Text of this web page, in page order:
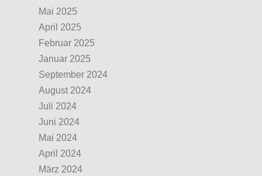
Mai 2025
April 2025
Februar 2025
Januar 2025
September 2024
August 2024
Juli 2024
Juni 2024
Mai 2024
April 2024
März 2024